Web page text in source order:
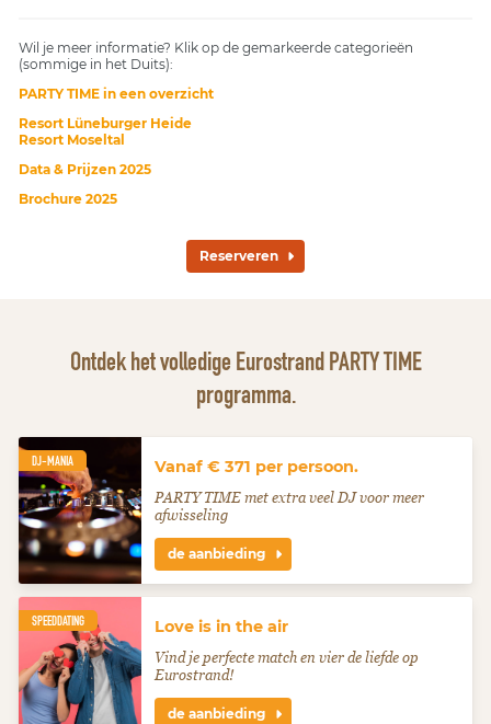
Wil je meer informatie? Klik op de gemarkeerde categorieën
(sommige in het Duits):
PARTY TIME in een overzicht
Resort Lüneburger Heide
Resort Moseltal
Data & Prijzen 2025
Brochure 2025
Reserveren
Ontdek het volledige Eurostrand PARTY TIME
programma.
DJ-MANIA Vanaf € 371 per persoon.
PARTY TIME met extra veel DJ voor meer
afwisseling
de aanbieding
SPEEDDATING Love is in the air
Vind je perfecte match en vier de liefde op
Eurostrand!
de aanbieding